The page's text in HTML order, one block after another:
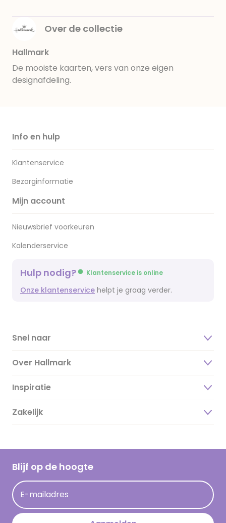
Over de collectie
Hallmark
De mooiste kaarten, vers van onze eigen
designafdeling.
Info en hulp
Klantenservice
Bezorginformatie
Mijn account
Nieuwsbrief voorkeuren
Kalenderservice
Hulp nodig? Klantenservice is online
Onze klantenservice helpt je graag verder.
Snel naar
Over Hallmark
Over ons
Duurzaamheid
Hallmark Kaartclub
Acties
Persberichten
Hallmark en Kinderpostzegels
Inspiratie
Magazine
Cadeau inspiratie
Kaartinspiratie
Zakelijk
Blijf op de hoogte
E-mailadres